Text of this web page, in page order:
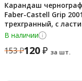
Карандаш
Faber-Castell Grip
трехгранный, с
117201
В наличии
153₽120₽ за шт.